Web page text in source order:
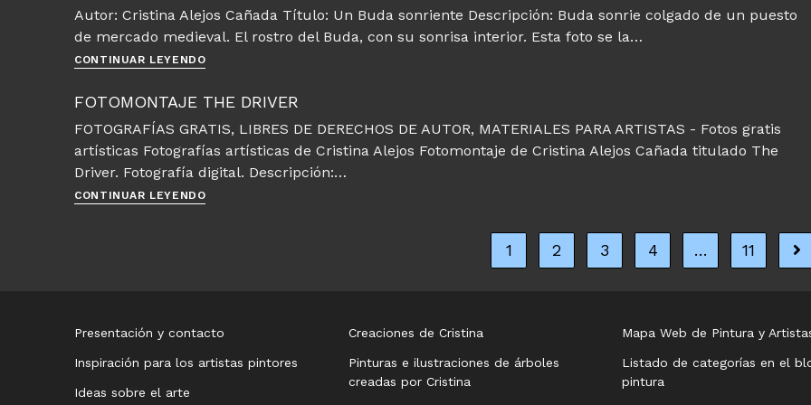
Fotos
gratis
Autor: Cristina Alejos Cañada Título: Un Buda sonriente Descripción: Buda sonrie colgado de un puesto
de mercado medieval. El rostro del Buda, con su sonrisa interior. Esta foto se la…
CONTINUAR LEYENDOUn
sonriente
FOTOMONTAJE THE DRIVER
FOTOGRAFÍAS GRATIS, LIBRES DE DERECHOS DE AUTOR, MATERIALES PARA ARTISTAS - Fotos gratis
artísticas Fotografías artísticas de Cristina Alejos Fotomontaje de Cristina Alejos Cañada titulado The
Driver. Fotografía digital. Descripción:…
CONTINUAR LEYENDOFotomontaje
1 2 3 4 … 11 Ir
Presentación y contacto
Inspiración para los artistas pintores
Ideas sobre el arte
Creaciones de Cristina
Pinturas e ilustraciones de árboles
creadas por Cristina
Mapa Web de Pintura y
Listado de categorías en el
pintura